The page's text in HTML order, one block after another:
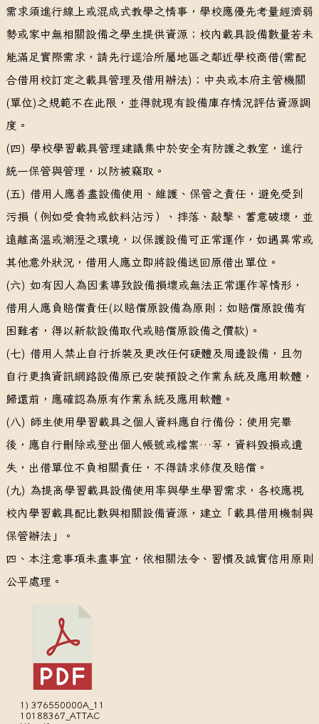
需求須進行線上或混成式教學之情事，學校應優先考量經濟弱
勢或家中無相關設備之學生提供資源；校內載具設備數量若未
能滿足實際需求，請先行逕洽所屬地區之鄰近學校商借(需配
合借用校訂定之載具管理及借用辦法)；中央或本府主管機關
(單位)之規範不在此限，並得就現有設備庫存情況評估資源調
度。
(四) 學校學習載具管理建議集中於安全有防護之教室，進行
統一保管與管理，以防被竊取。
(五) 借用人應善盡設備使用、維護、保管之責任，避免受到
污損（例如受食物或飲料沾污）、摔落、敲擊、蓄意破壞，並
遠離高溫或潮溼之環境，以保護設備可正常運作，如遇異常或
其他意外狀況，借用人應立即將設備送回原借出單位。
(六) 如有因人為因素導致設備損壞或無法正常運作等情形，
借用人應負賠償責任(以賠償原設備為原則；如賠償原設備有
困難者，得以新款設備取代或賠償原設備之價款)。
(七) 借用人禁止自行拆裝及更改任何硬體及周邊設備，且勿
自行更換資訊網路設備原已安裝預設之作業系統及應用軟體，
歸還前，應確認為原有作業系統及應用軟體。
(八) 師生使用學習載具之個人資料應自行備份；使用完畢
後，應自行刪除或登出個人帳號或檔案…等，資料毀損或遺
失，出借單位不負相關責任，不得請求修復及賠償。
(九) 為提高學習載具設備使用率與學生學習需求，各校應視
校內學習載具配比數與相關設備資源，建立「載具借用機制與
保管辦法」。
四、本注意事項未盡事宜，依相關法令、習慣及誠實信用原則
公平處理。
1) 376550000A_11
10188367_ATTAC